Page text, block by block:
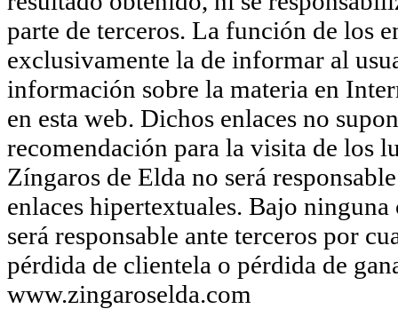
parte de terceros. La función de los
exclusivamente la de informar al
información sobre la materia en
en esta web. Dichos enlaces no
recomendación para la visita de los
Zíngaros de Elda no será
enlaces hipertextuales. Bajo
será responsable ante terceros por
pérdida de clientela o pérdida de
www.zingaroselda.com